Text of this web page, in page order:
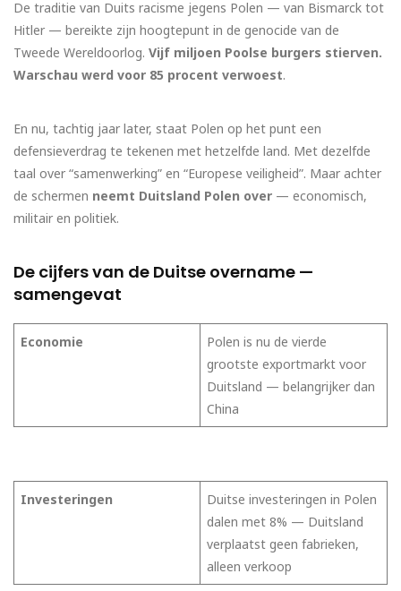
De traditie van Duits racisme jegens Polen — van Bismarck tot
Hitler — bereikte zijn hoogtepunt in de genocide van de
Tweede Wereldoorlog. Vijf miljoen Poolse burgers stierven.
Warschau werd voor 85 procent verwoest.
En nu, tachtig jaar later, staat Polen op het punt een
defensieverdrag te tekenen met hetzelfde land. Met dezelfde
taal over “samenwerking” en “Europese veiligheid”. Maar achter
de schermen neemt Duitsland Polen over — economisch,
militair en politiek.
De cijfers van de Duitse overname —
samengevat
Economie
Polen is nu de vierde
grootste exportmarkt voor
Duitsland — belangrijker dan
China
Investeringen
Duitse investeringen in Polen
dalen met 8% — Duitsland
verplaatst geen fabrieken,
alleen verkoop